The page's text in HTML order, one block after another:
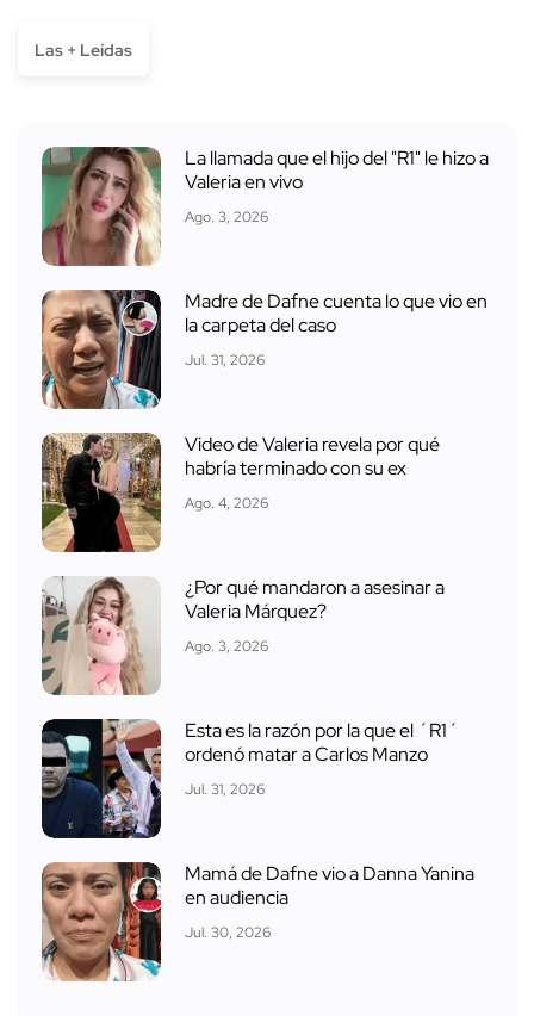
Las + Leídas
La llamada que el hijo del "R1" le hizo a
Valeria en vivo
Ago. 3, 2026
Madre de Dafne cuenta lo que vio en
la carpeta del caso
Jul. 31, 2026
Video de Valeria revela por qué
habría terminado con su ex
Ago. 4, 2026
¿Por qué mandaron a asesinar a
Valeria Márquez?
Ago. 3, 2026
Esta es la razón por la que el ´R1´
ordenó matar a Carlos Manzo
Jul. 31, 2026
Mamá de Dafne vio a Danna Yanina
en audiencia
Jul. 30, 2026